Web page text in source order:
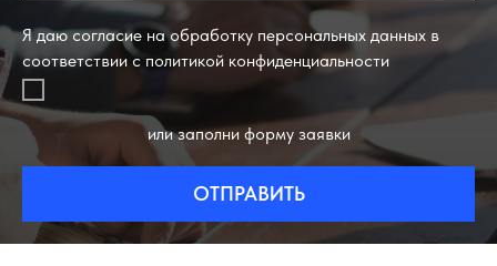
Я даю согласие на обработку персональных данных в
соответствии с политикой конфиденциальности
или заполни форму заявки
ОТПРАВИТЬ